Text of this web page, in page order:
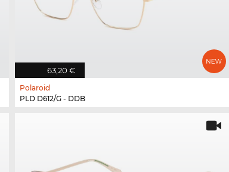
63,20 €
Polaroid
PLD D612/G - DDB